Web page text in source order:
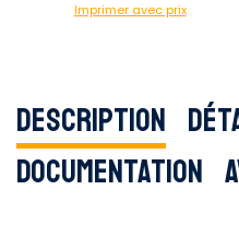
Imprimer avec prix
Description
Documentation